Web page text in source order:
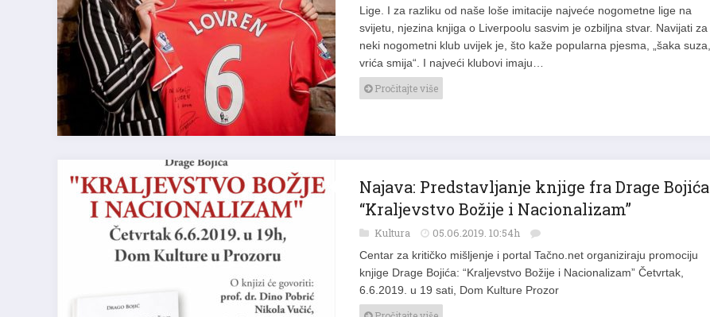
Lige. I za razliku od naše loše imitacije najveće nogometne lige na
svijetu, njezina knjiga o Liverpoolu sasvim je ozbiljna stvar. Navijati za
neki nogometni klub uvijek je, što kaže popularna pjesma, „šaka suza,
vrića smija“. I najveći klubovi imaju…
Pročitajte više
Najava: Predstavljanje knjige fra Drage Bojića
“Kraljevstvo Božije i Nacionalizam”
Kultura 05.06.2019. 10:54h
Centar za kritičko mišljenje i portal Tačno.net organiziraju promociju
knjige Drage Bojića: “Kraljevstvo Božije i Nacionalizam” Četvrtak,
6.6.2019. u 19 sati, Dom Kulture Prozor